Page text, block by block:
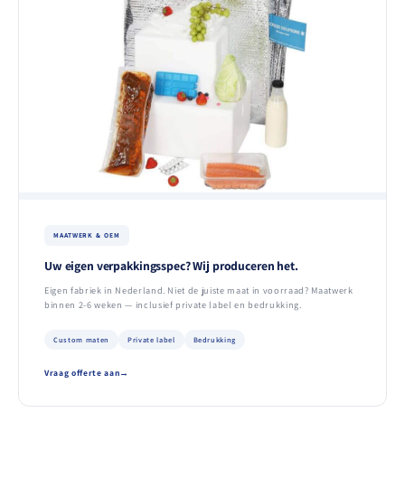
MAATWERK & OEM
Uw eigen verpakkingsspec? Wij produceren het.
Eigen fabriek in Nederland. Niet de juiste maat in voorraad? Maatwerk
binnen 2-6 weken — inclusief private label en bedrukking.
Custom maten Private label Bedrukking
Vraag offerte aan